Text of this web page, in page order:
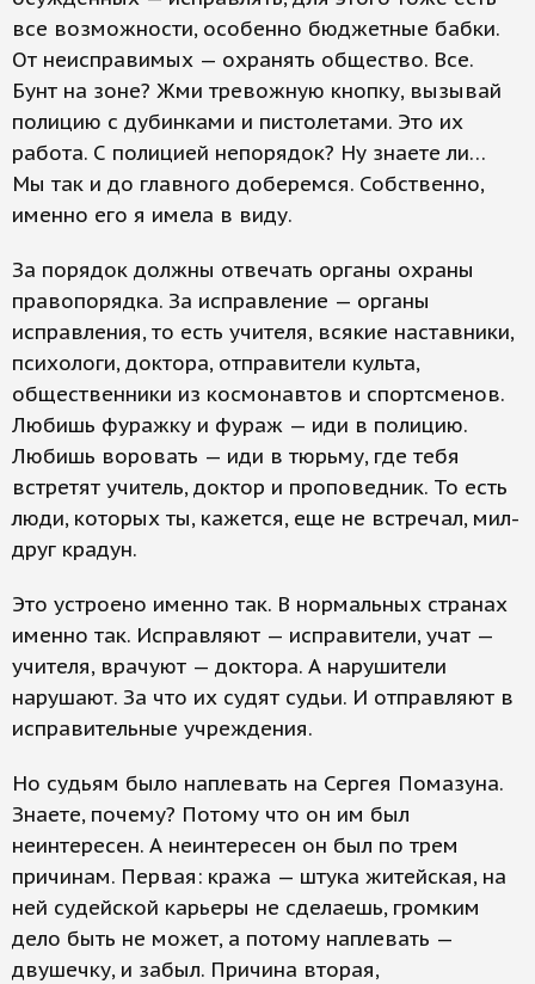
все возможности, особенно бюджетные бабки.
От неисправимых — охранять общество. Все.
Бунт на зоне? Жми тревожную кнопку, вызывай
полицию с дубинками и пистолетами. Это их
работа. С полицией непорядок? Ну знаете ли…
Мы так и до главного доберемся. Собственно,
именно его я имела в виду.
За порядок должны отвечать органы охраны
правопорядка. За исправление — органы
исправления, то есть учителя, всякие наставники,
психологи, доктора, отправители культа,
общественники из космонавтов и спортсменов.
Любишь фуражку и фураж — иди в полицию.
Любишь воровать — иди в тюрьму, где тебя
встретят учитель, доктор и проповедник. То есть
люди, которых ты, кажется, еще не встречал, мил-
друг крадун.
Это устроено именно так. В нормальных странах
именно так. Исправляют — исправители, учат —
учителя, врачуют — доктора. А нарушители
нарушают. За что их судят судьи. И отправляют в
исправительные учреждения.
Но судьям было наплевать на Сергея Помазуна.
Знаете, почему? Потому что он им был
неинтересен. А неинтересен он был по трем
причинам. Первая: кража — штука житейская, на
ней судейской карьеры не сделаешь, громким
дело быть не может, а потому наплевать —
двушечку, и забыл. Причина вторая,